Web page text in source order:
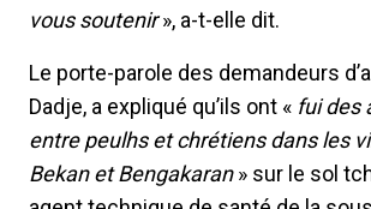
vous soutenir», a-t-elle dit.
Le porte-parole des demandeurs
Dadje, a expliqué qu’ils ont « fui des
entre peulhs et chrétiens dans les
Bekan et Bengakaran» sur le sol